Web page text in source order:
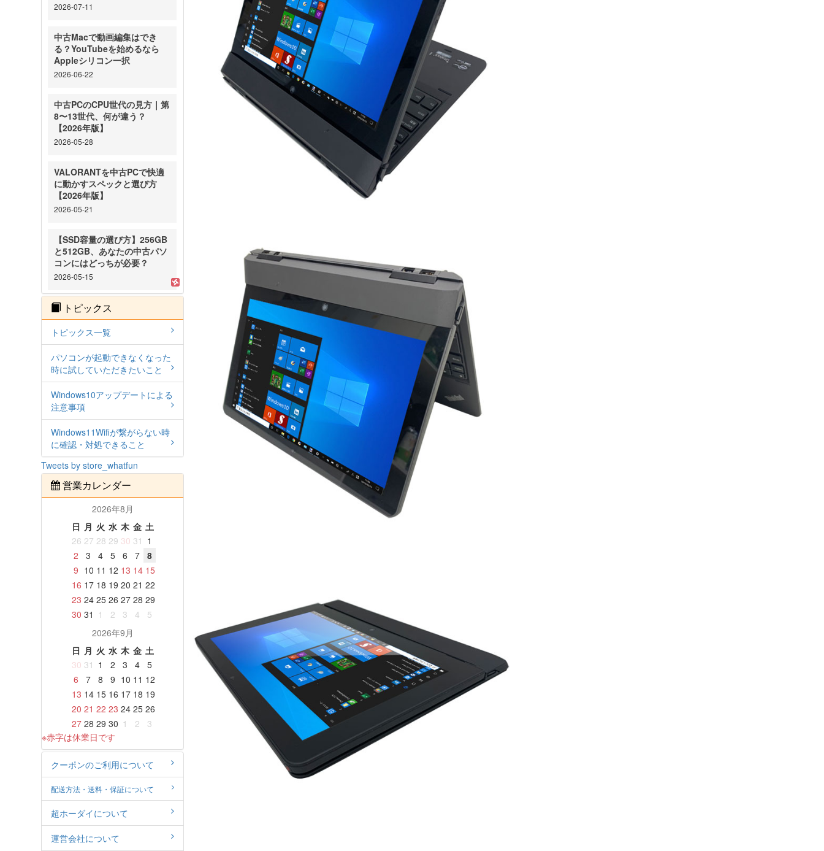
2026-07-11
中古Macで動画編集はでき
る？YouTubeを始めるなら
Appleシリコン一択
2026-06-22
中古PCのCPU世代の見方｜第
8〜13世代、何が違う？
【2026年版】
2026-05-28
VALORANTを中古PCで快適
に動かすスペックと選び方
【2026年版】
2026-05-21
【SSD容量の選び方】256GB
と512GB、あなたの中古パソ
コンにはどっちが必要？
2026-05-15
トピックス
トピックス一覧
パソコンが起動できなくなった
時に試していただきたいこと
Windows10アップデートによる
注意事項
Windows11Wifiが繋がらない時
に確認・対処できること
Tweets by store_whatfun
営業カレンダー
2026年8月
日 月 火 水 木 金 土
26 27 28 29 30 31 1
2
3 4 5 6 7
8
9 10 11 12 13 14 15
16 17 18 19 20 21 22
23 24 25 26 27 28 29
30 31 1 2 3 4
5
2026年9月
日 月 火 水 木 金 土
30 31 1 2 3 4
5
6
7 8 9 10 11 12
13 14 15 16 17 18 19
20 21 22 23 24 25 26
27 28 29 30 1 2
3
※赤字は休業日です
クーポンのご利用について
配送方法・送料・保証について
超ホーダイについて
運営会社について